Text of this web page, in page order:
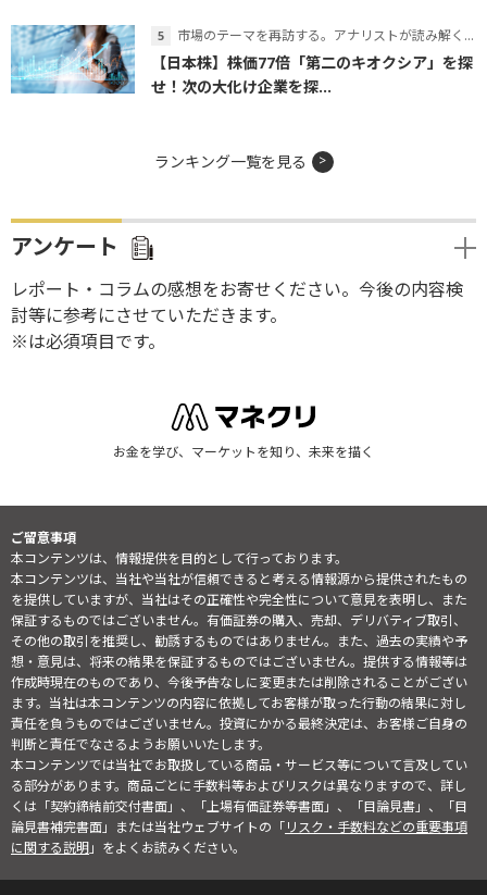
市場のテーマを再訪する。アナリストが読み解くテーマの本質
【日本株】株価77倍「第二のキオクシア」を探
せ！次の大化け企業を探...
ランキング一覧を見る
アンケート
レポート・コラムの感想をお寄せください。今後の内容検
討等に参考にさせていただきます。
※は必須項目です。
お金を学び、マーケットを知り、未来を描く
ご留意事項
本コンテンツは、情報提供を目的として行っております。
本コンテンツは、当社や当社が信頼できると考える情報源から提供されたもの
を提供していますが、当社はその正確性や完全性について意見を表明し、また
保証するものではございません。有価証券の購入、売却、デリバティブ取引、
その他の取引を推奨し、勧誘するものではありません。また、過去の実績や予
想・意見は、将来の結果を保証するものではございません。提供する情報等は
作成時現在のものであり、今後予告なしに変更または削除されることがござい
ます。当社は本コンテンツの内容に依拠してお客様が取った行動の結果に対し
責任を負うものではございません。投資にかかる最終決定は、お客様ご自身の
判断と責任でなさるようお願いいたします。
本コンテンツでは当社でお取扱している商品・サービス等について言及してい
る部分があります。商品ごとに手数料等およびリスクは異なりますので、詳し
くは「契約締結前交付書面」、「上場有価証券等書面」、「目論見書」、「目
論見書補完書面」または当社ウェブサイトの「リスク・手数料などの重要事項
に関する説明」をよくお読みください。